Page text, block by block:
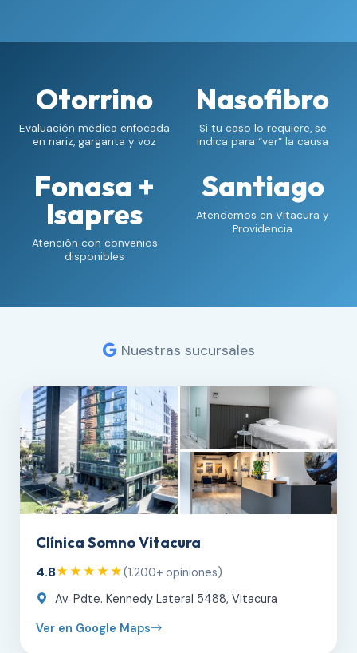
Otorrino
Evaluación médica enfocada
en nariz, garganta y voz
Nasofibro
Si tu caso lo requiere, se
indica para “ver” la causa
Fonasa +
Isapres
Atención con convenios
disponibles
Santiago
Atendemos en Vitacura y
Providencia
Nuestras sucursales
Clínica Somno Vitacura
4.8★★★★★(1.200+ opiniones)
Av. Pdte. Kennedy Lateral 5488, Vitacura
Ver en Google Maps